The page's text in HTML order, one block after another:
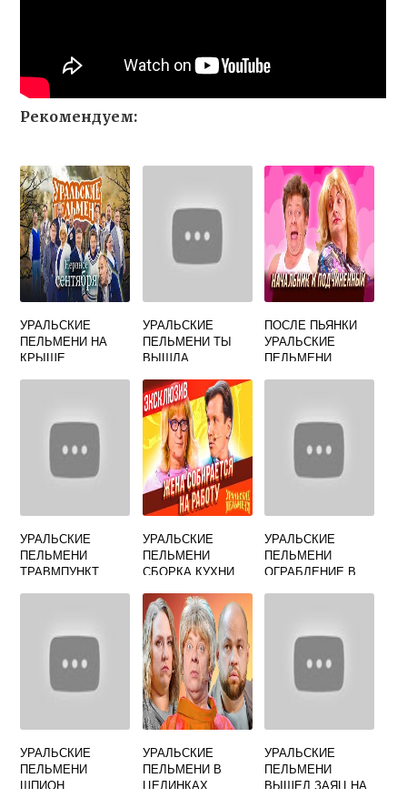
Рекомендуем:
УРАЛЬСКИЕ
ПЕЛЬМЕНИ НА
КРЫШЕ
УРАЛЬСКИЕ
ПЕЛЬМЕНИ ТЫ
ВЫШЛА
ПОСЛЕ ПЬЯНКИ
УРАЛЬСКИЕ
ПЕЛЬМЕНИ
УРАЛЬСКИЕ
ПЕЛЬМЕНИ
ТРАВМПУНКТ
УРАЛЬСКИЕ
ПЕЛЬМЕНИ
СБОРКА КУХНИ
РОЖКОВ
УРАЛЬСКИЕ
ПЕЛЬМЕНИ
ОГРАБЛЕНИЕ В
УРАЛЬСКИЕ
ПЕЛЬМЕНИ
ШПИОН
УРАЛЬСКИЕ
ПЕЛЬМЕНИ В
ЦЕЛИНКАХ
УРАЛЬСКИЕ
ПЕЛЬМЕНИ
ВЫШЕЛ ЗАЯЦ НА